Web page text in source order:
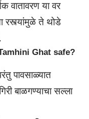
वातावरण या वर
रस्त्यांमुळे ते थोडे
Tamhini Ghat safe?
पावसाळ्यात
बाळगण्याचा सल्ला